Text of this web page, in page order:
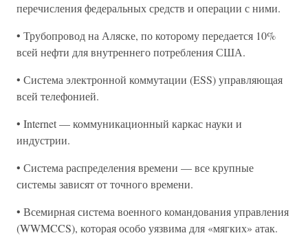
перечисления федеральных средств и операции с ними.
• Трубопровод на Аляске, по которому передается 10%
всей нефти для внутреннего потребления США.
• Система электронной коммутации (ESS) управляющая
всей телефонией.
• Internet — коммуникационный каркас науки и
индустрии.
• Система распределения времени — все крупные
системы зависят от точного времени.
• Всемирная система военного командования управления
(WWMCCS), которая особо уязвима для «мягких» атак.